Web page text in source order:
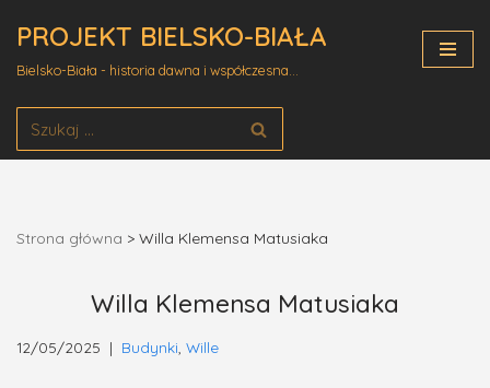
treści
PROJEKT BIELSKO-BIAŁA
Bielsko-Biała - historia dawna i współczesna...
Strona główna > Willa Klemensa Matusiaka
Willa Klemensa Matusiaka
12/05/2025 Budynki Wille